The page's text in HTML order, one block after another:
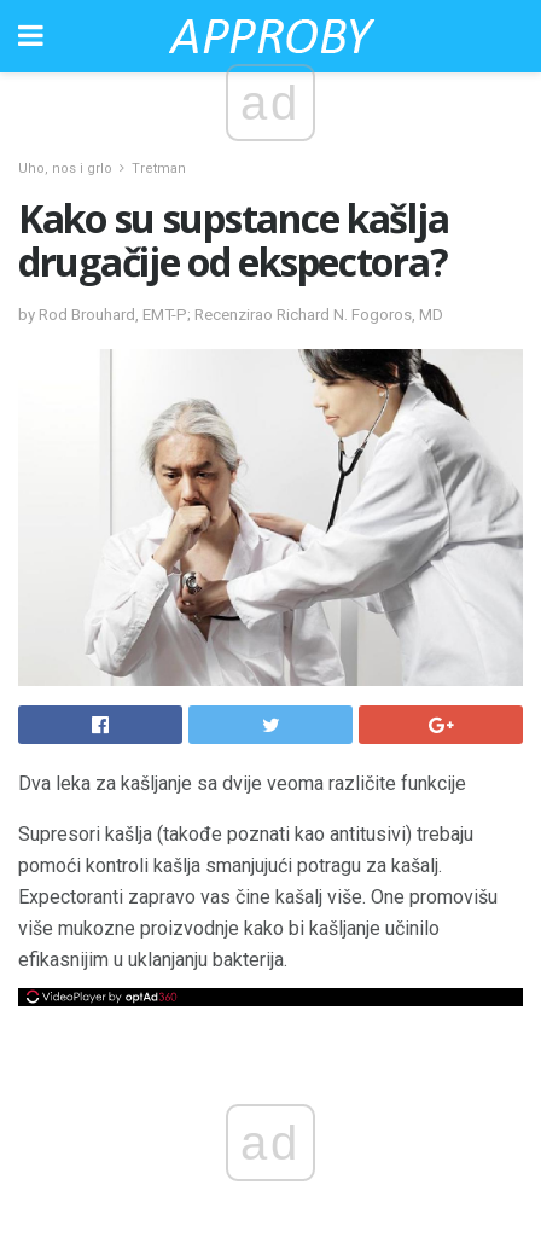
ad
Uho, nos i grlo Tretman
Kako su supstance kašlja
drugačije od ekspectora?
by Rod Brouhard, EMT-P; Recenzirao Richard N. Fogoros, MD
Dva leka za kašljanje sa dvije veoma različite funkcije
Supresori kašlja (takođe poznati kao antitusivi) trebaju
pomoći kontroli kašlja smanjujući potragu za kašalj.
Expectoranti zapravo vas čine kašalj više. One promovišu
više mukozne proizvodnje kako bi kašljanje učinilo
efikasnijim u uklanjanju bakterija.
ad